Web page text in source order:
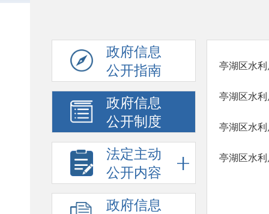
政府信息
公开指南
政府信息
公开制度
法定主动
公开内容
政府信息
亭湖区水
亭湖区水
亭湖区水
亭湖区水